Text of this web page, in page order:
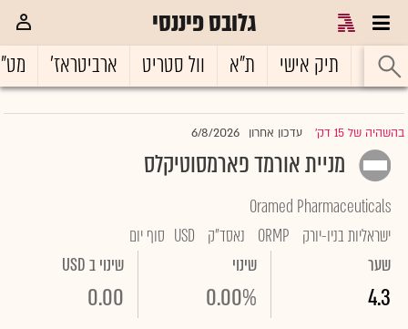
גלובס פיננסי
ראשי תיק אישי ת"א וול סטריט ארביטראז'
בהשהיה של 15 דק' |עדכון אחרון 6/8/2026
מניית אורמד פארמסוטיקלס
Oramed Pharmaceuticals
ישראליות בניו-יורק
ORMP נאסד"ק USD סוף יום
שער
4.3
שינוי
0.00%
שינוי ב USD
0.00